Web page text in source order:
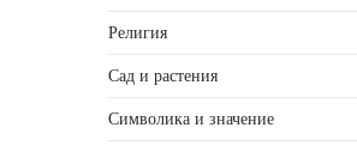
Религия
Сад и растения
Символика и значение